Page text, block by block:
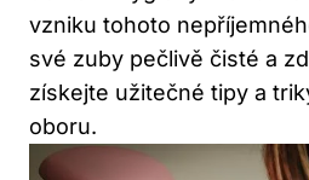
vzniku tohoto
své zuby pečlivě čisté a
získejte užitečné tipy a
oboru.